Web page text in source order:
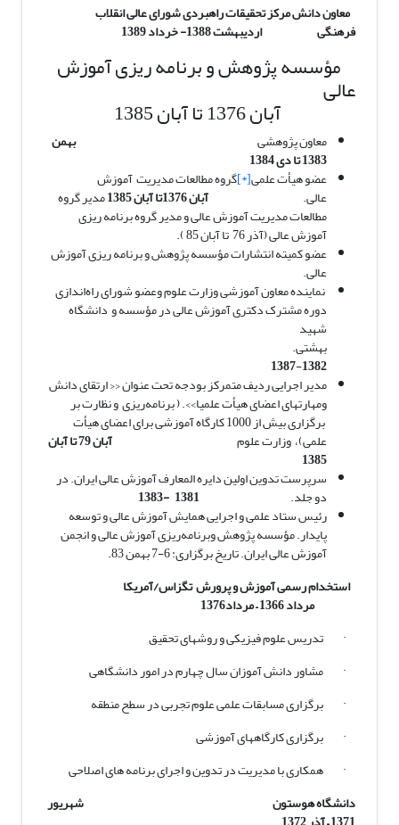
معاون دانش مرکز تحقیقات راهبردی شورای عالی انقلاب
فرهنگی اردیبهشت 1388- خرداد 1389
مؤسسه پژوهش و برنامه ریزی آموزش
عالی
آبان 1376 تا آبان 1385
معاون پژوهشی بهمن
1383 تا دی 1384
عضو هیأت علمی[*]گروه مطالعات مدیریت آموزش
عالی. آبان 1376تا آبان 1385 مدیر گروه
مطالعات مدیریت آموزش عالی و مدیر گروه برنامه ریزی
آموزش عالی (آذر 76 تا آبان 85 ).
عضو کمیته انتشارات مؤسسه پژوهش و برنامه ریزی آموزش
عالی.
نماینده معاون آموزشی وزارت علوم وعضو شورای راه‌اندازی
دوره مشترک دکتری آموزش عالی در مؤسسه و دانشگاه
شهید
بهشتی.
1382
-
1387
مدیر اجرایی ردیف متمرکز بودجه تحت عنوان ‹‹ ارتقای دانش
ومهارتهای اعضای هیأت علمیا››. ( برنامه‌ریزی و نظارت بر
برگزاری بیش از 1000 کارگاه آموزشی برای اعضای هیأت
علمی)، وزارت علوم آبان 79 تا آبان
1385
سرپرست تدوین اولین دایره المعارف آموزش عالی ایران. در
دو جلد. 1381 -1383
رئیس ستاد علمی و اجرایی همایش آموزش عالی و توسعه
پایدار. مؤسسه پژوهش وبرنامه‌ریزی آموزش عالی و انجمن
آموزش عالی ایران. تاریخ برگزاری: 6-7 بهمن 83.
استخدام رسمی آموزش و پرورش تگزاس/آمریکا
مرداد 1366 –مرداد1376
· تدریس علوم فیزیکی و روشهای تحقیق
· مشاور دانش آموزان سال چهارم در امور دانشگاهی
· برگزاری مسابقات علمی علوم تجربی در سطح منطقه
· برگزاری کارگاههای آموزشی
· همکاری با مدیریت در تدوین و اجرای برنامه های اصلاحی
دانشگاه هوستون شهریور